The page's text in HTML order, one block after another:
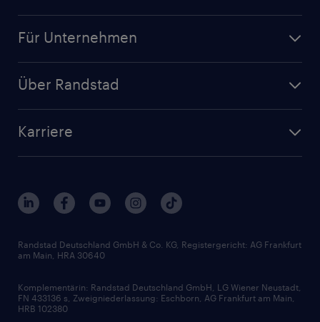
Initiativbewerbung
Randstad Akademie
Für Unternehmen
Branchen
Über Randstad
Interne Karriere
FAQ - Bewerber / Kunden
Zertifikate und Auszeichnungen
Karriere
Berufsprofile
Gehaltsthemen
Bewerbungsratgeber
Soft Skills
Skills
Randstad Deutschland GmbH & Co. KG, Registergericht: AG Frankfurt
am Main, HRA 30640
Komplementärin: Randstad Deutschland GmbH, LG Wiener Neustadt,
FN 433136 s, Zweigniederlassung: Eschborn, AG Frankfurt am Main,
HRB 102380